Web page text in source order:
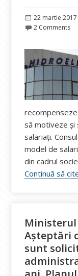
Publicat
pe
22 martie 2017
2 Comments
să motiveze şi
salariaţi.
model de
din cadrul
Continuă să
Ministerul
Așteptări
sunt